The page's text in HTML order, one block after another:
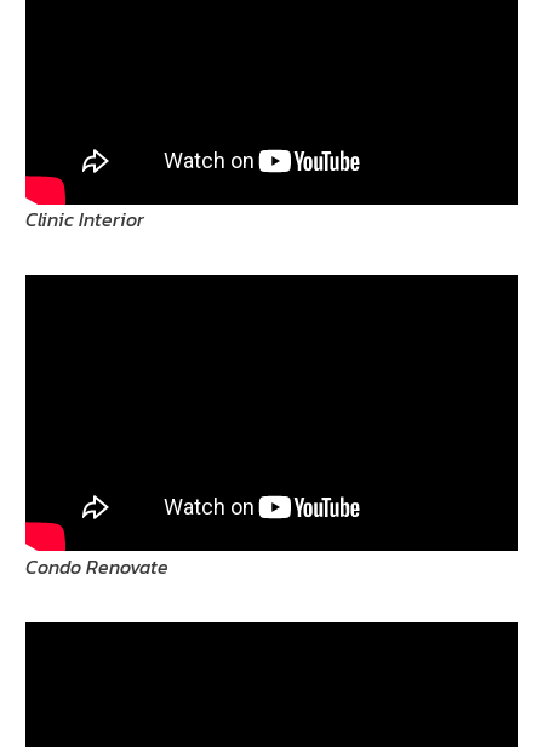
Clinic Interior
Condo Renovate